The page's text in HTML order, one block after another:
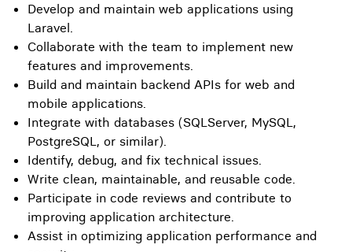
Develop and maintain web applications using
Laravel.
Collaborate with the team to implement new
features and improvements.
Build and maintain backend APIs for web and
mobile applications.
Integrate with databases (SQLServer, MySQL,
PostgreSQL, or similar).
Identify, debug, and fix technical issues.
Write clean, maintainable, and reusable code.
Participate in code reviews and contribute to
improving application architecture.
Assist in optimizing application performance and